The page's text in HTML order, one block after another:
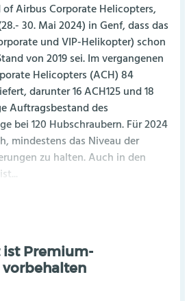
of Airbus Corporate Helicopters,
30. Mai 2024) in Genf, dass das
und VIP-Helikopter) schon
von 2019 sei. Im vergangenen
Helicopters (ACH) 84
darunter 16 ACH125 und 18
Auftragsbestand des
bei 120 Hubschraubern. Für 2024
mindestens das Niveau der
zu halten. Auch in den
ist Premium-